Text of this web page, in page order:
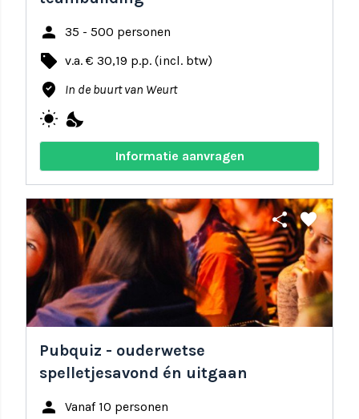
person 35 - 500 personen
local_offer v.a. € 30,19 p.p. (incl. btw)
where_to_vote In de buurt van Weurt
wb_sunny nights_stay
Informatie aanvragen
share favorite
Pubquiz - ouderwetse
spelletjesavond én uitgaan
person Vanaf 10 personen